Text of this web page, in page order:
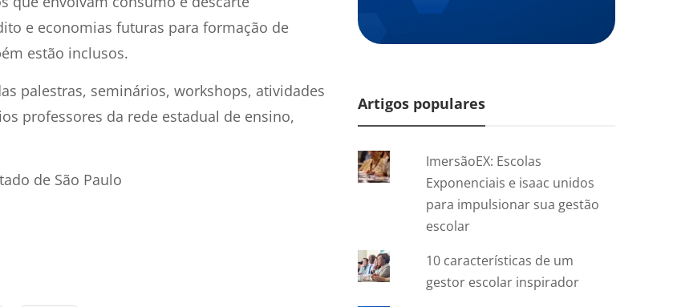
e economias futuras para formação de
estão inclusos.
palestras, seminários, workshops, atividades
professores da rede estadual de ensino,
de São Paulo
Artigos populares
ImersãoEX: Escolas
Exponenciais e isaac unidos
para impulsionar sua gestão
escolar
10 características de um
gestor escolar inspirador